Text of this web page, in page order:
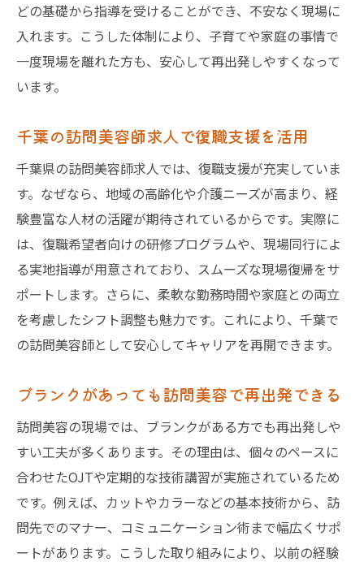
どの基礎から指導を受けることができ、不安なく現場に
入れます。こうした体制により、子育てや家庭の事情で
一度現場を離れた方も、安心して再出発しやすくなって
います。
千葉の訪問美容師求人で復職支援を活用
千葉県の訪問美容師求人では、復職支援が充実していま
す。なぜなら、地域の高齢化や介護ニーズが高まり、経
験豊富な人材の活躍が期待されているからです。実際に
は、復職希望者向けの研修プログラムや、現場同行によ
る実地指導が用意されており、スムーズな現場復帰をサ
ポートします。さらに、柔軟な勤務時間や家庭との両立
を考慮したシフト調整も魅力です。これにより、千葉で
の訪問美容師として安心してキャリアを再開できます。
ブランクがあっても訪問美容で再出発できる
訪問美容の現場では、ブランクがある方でも再出発しや
すい工夫が多くあります。その理由は、個々のペースに
合わせたOJTや定期的な技術講習が実施されているため
です。例えば、カットやカラーなどの基本技術から、訪
問先でのマナー、コミュニケーション術まで幅広くサポ
ートがあります。こうした取り組みにより、以前の経験